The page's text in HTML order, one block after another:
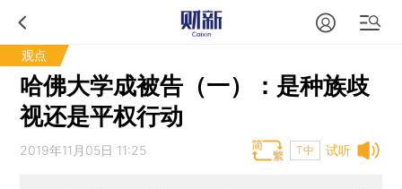
观点
哈佛大学成被告（一）：是种族歧
视还是平权行动
试听
2019年11月05日 11:25 T中